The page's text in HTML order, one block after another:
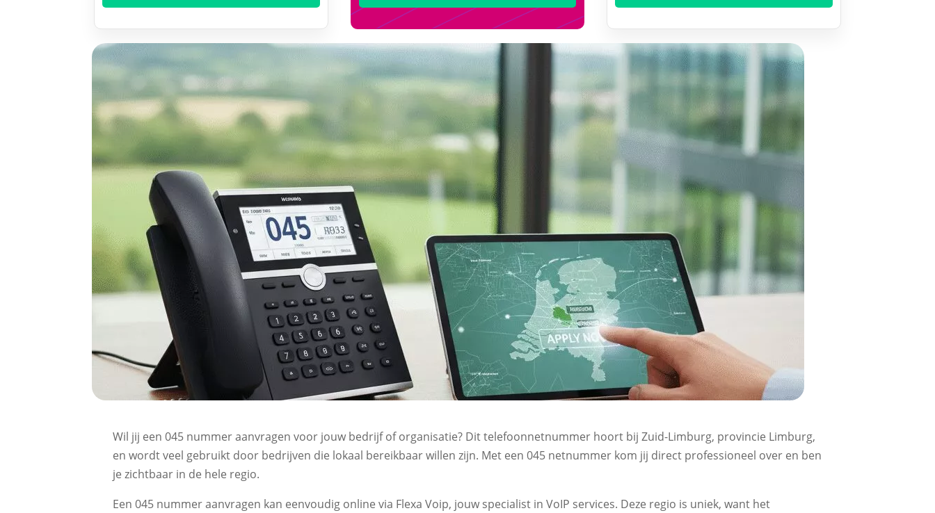
Wil jij een 045 nummer aanvragen voor jouw bedrijf of organisatie? Dit telefoonnetnummer hoort bij Zuid-Limburg, provincie Limburg,
en wordt veel gebruikt door bedrijven die lokaal bereikbaar willen zijn. Met een 045 netnummer kom jij direct professioneel over en ben
je zichtbaar in de hele regio.
Een 045 nummer aanvragen kan eenvoudig online via Flexa Voip, jouw specialist in VoIP services. Deze regio is uniek, want het